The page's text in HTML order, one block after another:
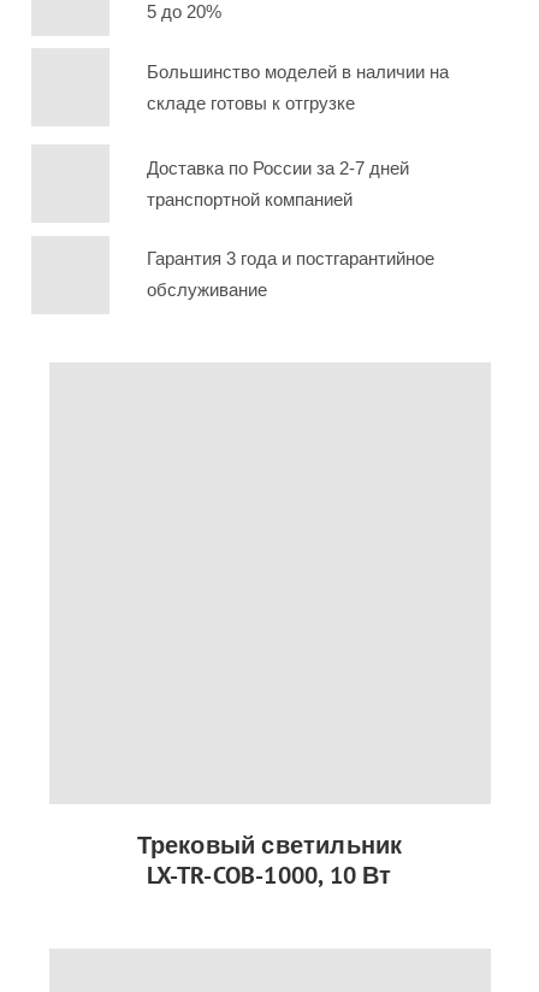
5 до 20%
Большинство моделей в наличии на
складе готовы к отгрузке
Доставка по России за 2-7 дней
транспортной компанией
Гарантия 3 года и постгарантийное
обслуживание
Трековый светильник
LX-TR-COB-1000, 10 Вт